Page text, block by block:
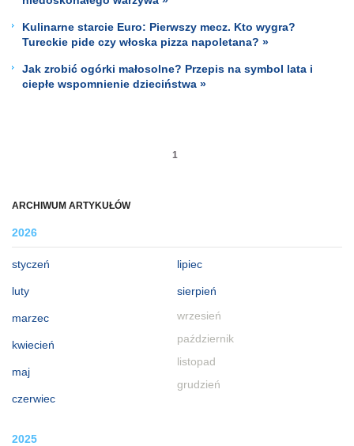
ARCHIWUM ARTYKUŁÓW
2026
styczeń
luty
marzec
kwiecień
maj
czerwiec
lipiec
sierpień
wrzesień
październik
listopad
grudzień
2025
Kulinarne starcie Euro: Pierwszy mecz. Kto wygra?
Tureckie pide czy włoska pizza napoletana? »
Jak zrobić ogórki małosolne? Przepis na symbol lata i
ciepłe wspomnienie dzieciństwa »
1